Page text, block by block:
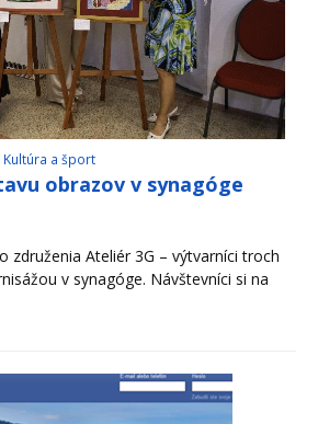
Kultúra a šport
obrazov v synagóge
združenia Ateliér 3G – výtvarníci troch
v synagóge. Návštevníci si na